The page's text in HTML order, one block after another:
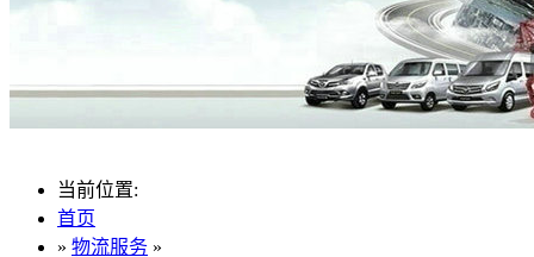
当前位置:
首页
» 物流服务 »